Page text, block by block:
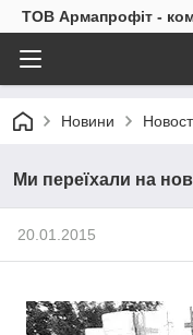
ТОВ Армапрофіт -
Новини
Ми переїхали на
20.01.2015